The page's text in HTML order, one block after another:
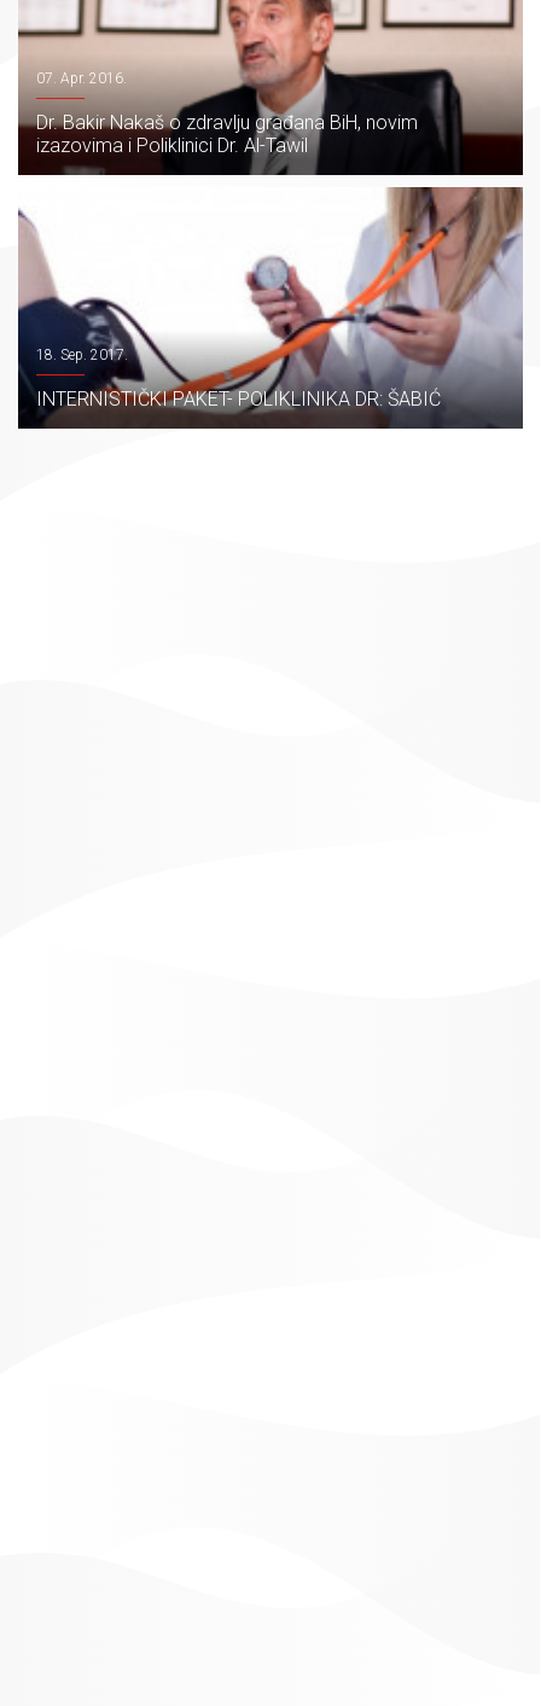
07. Apr. 2016.
Dr. Bakir Nakaš o zdravlju građana BiH, novim
izazovima i Poliklinici Dr. Al-Tawil
18. Sep. 2017.
INTERNISTIČKI PAKET- POLIKLINIKA DR: ŠABIĆ